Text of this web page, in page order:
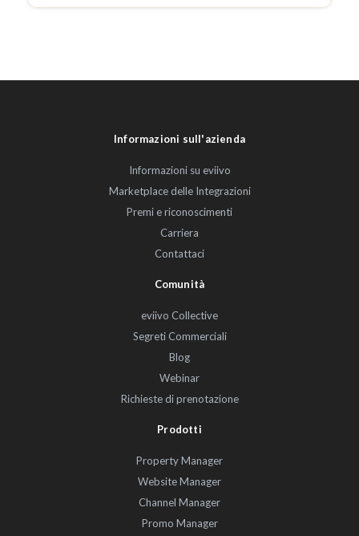
Informazioni sull'azienda
Informazioni su eviivo
Marketplace delle Integrazioni
Premi e riconoscimenti
Carriera
Contattaci
Comunità
eviivo Collective
Segreti Commerciali
Blog
Webinar
Richieste di prenotazione
Prodotti
Property Manager
Website Manager
Channel Manager
Promo Manager